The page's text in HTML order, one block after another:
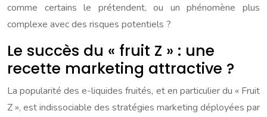
comme certains le prétendent, ou un phénomène plus
complexe avec des risques potentiels ?
Le succès du « fruit Z » : une
recette marketing attractive ?
La popularité des e-liquides fruités, et en particulier du « Fruit
Z », est indissociable des stratégies marketing déployées par